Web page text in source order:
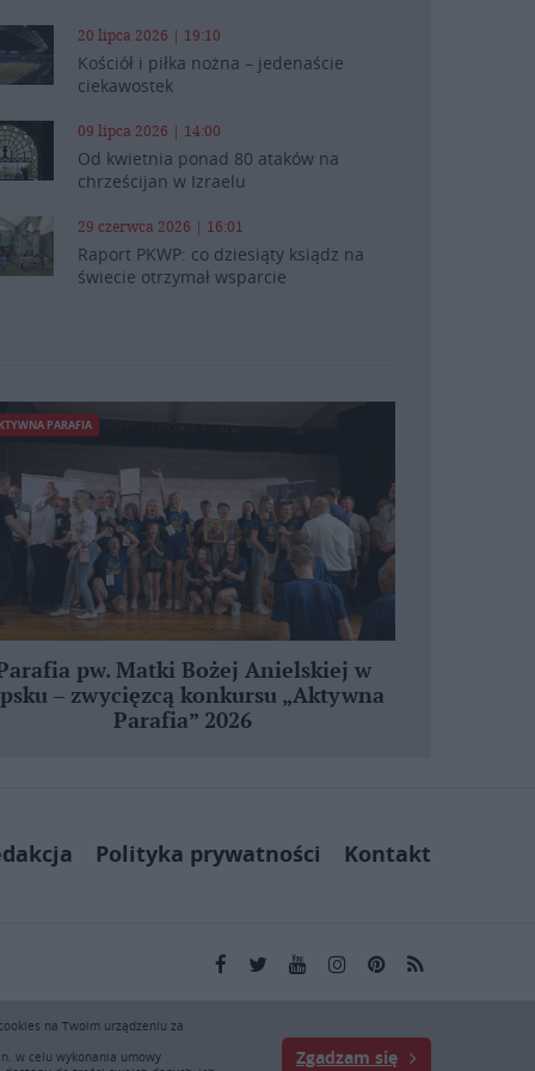
20 lipca 2026 | 19:10
Kościół i piłka nożna – jedenaście
ciekawostek
09 lipca 2026 | 14:00
Od kwietnia ponad 80 ataków na
chrześcijan w Izraelu
29 czerwca 2026 | 16:01
Raport PKWP: co dziesiąty ksiądz na
świecie otrzymał wsparcie
PARAFIA
pw. Matki Bożej Anielskiej w
– zwycięzcą konkursu „Aktywna
Parafia” 2026
Polityka prywatności Kontakt
KAI zabronione i stanowią naruszenie ustaw o
do prenumeraty serwisu prasowego KAI: tel.
na Twoim urządzeniu za
w celu wykonania umowy
Zgadzam się